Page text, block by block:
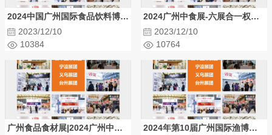
2024中国广州国际食品饮料博览会|2024中食展®
2023/12/10
10384
2024广州中食展-六展合一权威机构强强联手，资源整合再升级
2023/12/10
10764
广州食品食材展|2024广州中食展
2024年第10届广州国际渔博会将于9月25日举行，联手中食展